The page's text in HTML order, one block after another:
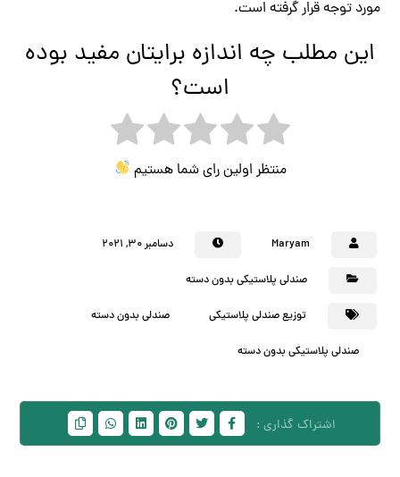
مورد توجه قرار گرفته است.
این مطلب چه اندازه برایتان مفید بوده
است؟
منتظر اولین رای شما هستیم
Maryam دسامبر ۳۰, ۲۰۲۱
صندلی پلاستیکی بدون دسته
توزیع صندلی پلاستیکی صندلی بدون دسته
صندلی پلاستیکی بدون دسته